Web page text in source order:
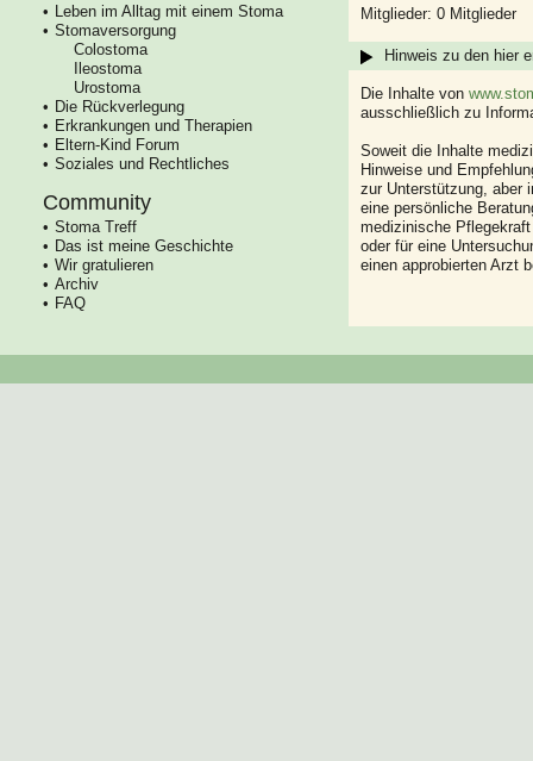
Leben im Alltag mit einem Stoma
Stomaversorgung
Colostoma
Ileostoma
Urostoma
Die Rückverlegung
Erkrankungen und Therapien
Eltern-Kind Forum
Soziales und Rechtliches
Community
Stoma Treff
Das ist meine Geschichte
Wir gratulieren
Archiv
FAQ
Mitglieder: 0 Mitglieder
Hinweis zu den hier
Die Inhalte von
ausschließlich zu
Soweit die Inhalte
Hinweise und
zur Unterstützung, aber
eine persönliche
medizinische
oder für eine
einen approbierten Arzt